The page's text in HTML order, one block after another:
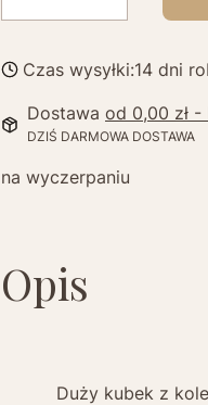
Czas wysyłki:14 dni
Dostawa od 0,00 zł -
DZIŚ DARMOWA DOSTAWA
na wyczerpaniu
Opis
Duży kubek z